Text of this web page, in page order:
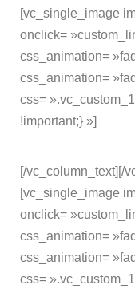
[vc_single_image
onclick=
css_animation=
css_animation=
css=
!important;} »]
[/vc_column_text][/
[vc_single_image
onclick=
css_animation=
css_animation=
css=